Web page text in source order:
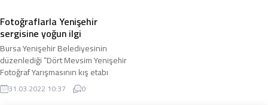
Fotoğraflarla Yenişehir
sergisine yoğun ilgi
Bursa Yenişehir Belediyesinin
düzenlediği “Dört Mevsim Yenişehir
Fotoğraf Yarışmasının kış etabı
tamamlandı”. Yenişehir tarihi bina
önünde ...
31.03.2022 10:37 0